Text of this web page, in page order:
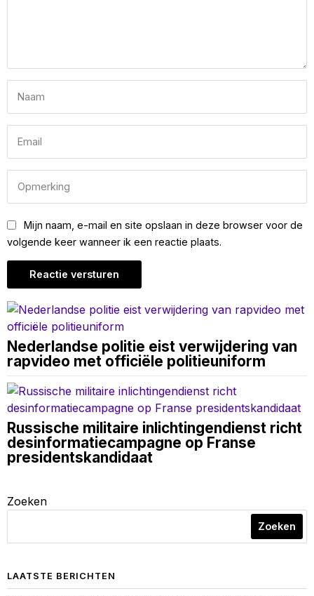
Mijn naam, e-mail en site opslaan in deze browser voor de
volgende keer wanneer ik een reactie plaats.
Nederlandse politie eist verwijdering van
rapvideo met officiële politieuniform
Russische militaire inlichtingendienst richt
desinformatiecampagne op Franse
presidentskandidaat
Zoeken
Zoeken
LAATSTE BERICHTEN